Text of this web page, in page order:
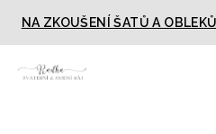
obsah
NA ZKOUŠENÍ ŠATŮ A